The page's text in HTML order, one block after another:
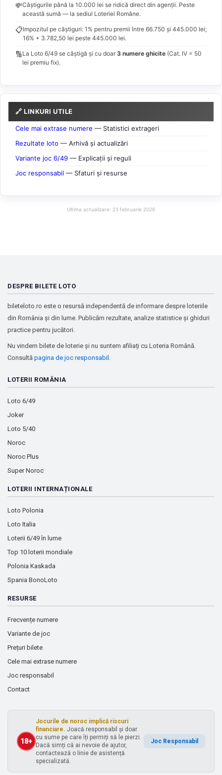
💸Câștigurile până la 10.000 lei se ridică direct din agenții. Peste
această sumă — la sediul Loteriei Române.
📋Impozitul pe câștiguri: 1% pentru premii între 66.750 și 445.000 lei;
16% + 3.782,50 lei peste 445.000 lei.
🔢La Loto 6/49 se câștigă și cu doar 3 numere ghicite (Cat. IV = 50
lei premiu fix).
🔗 LINKURI UTILE
Cele mai extrase numere — Statistici extrageri
Rezultate loto — Arhivă și actualizări
Variante joc 6/49 — Explicații și reguli
Joc responsabil — Sfaturi și resurse
Ultima actualizare: 23 februarie 2026
DESPRE BILETE LOTO
bileteloto.ro este o resursă independentă de informare despre loteriile
din România și din lume. Publicăm rezultate, analize statistice și ghiduri
practice pentru jucători.
Nu vindem bilete de loterie și nu suntem afiliați cu Loteria Română.
Consultă pagina de joc responsabil
LOTERII ROMÂNIA
Loto 6/49
Joker
Loto 5/40
Noroc
Noroc Plus
Super Noroc
LOTERII INTERNAȚIONALE
Loto Polonia
Loto Italia
Loterii 6/49 în lume
Top 10 loterii mondiale
Polonia Kaskada
Spania BonoLoto
RESURSE
Frecvențe numere
Variante de joc
Prețuri bilete
Cele mai extrase numere
Joc responsabil
Contact
18+
Jocurile de noroc implică riscuri
financiare. Joacă responsabil și doar
cu sume pe care îți permiți să le pierzi.
Dacă simți că ai nevoie de ajutor,
contactează o linie de asistență
specializată.
Joc Responsabil